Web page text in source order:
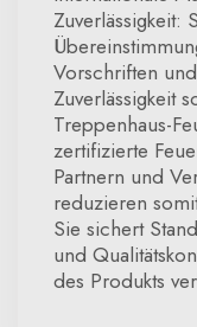
Zuverlässigkeit:
Vorschriften
Zuverlässigkeit
Treppenhaus-
zertifizierte
Partnern und
reduzieren
Sie sichert
und
des Produkts